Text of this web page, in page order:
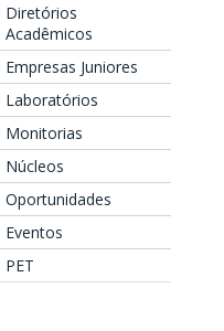
Diretórios
Acadêmicos
Empresas Juniores
Laboratórios
Monitorias
Núcleos
Oportunidades
Eventos
PET